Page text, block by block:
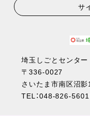
サ
埼玉しごとセンター
〒336-0027
さいたま市南区沼
TEL：048-826-5601